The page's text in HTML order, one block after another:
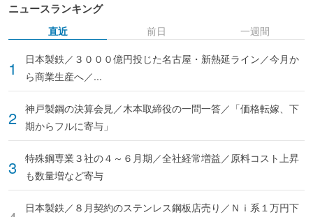
ニュースランキング
直近
日本製鉄／３０００億円投じた名古屋・新熱延ライン／今月か
ら商業生産へ／...
神戸製鋼の決算会見／木本取締役の一問一答／「価格転嫁、下
期からフルに寄与」
特殊鋼専業３社の４～６月期／全社経常増益／原料コスト上昇
も数量増など寄与
日本製鉄／８月契約のステンレス鋼板店売り／Ｎｉ系１万円下
前日 一週間